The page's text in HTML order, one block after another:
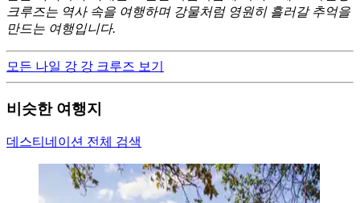
크루즈는 역사 속을 여행하며 강물처럼 영원히 흘러갈 추억을
만드는 여행입니다.
모든 나일 강 강 크루즈 보기
비슷한 여행지
데스티네이션 전체 검색